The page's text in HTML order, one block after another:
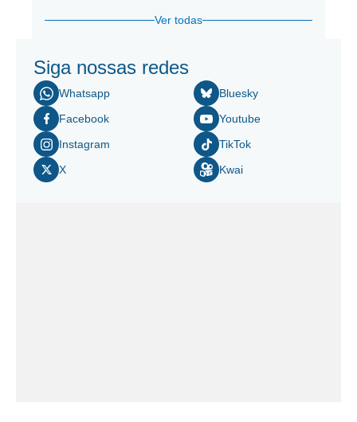
Ver todas
Siga nossas redes
Whatsapp
Facebook
Instagram
X
Bluesky
Youtube
TikTok
Kwai